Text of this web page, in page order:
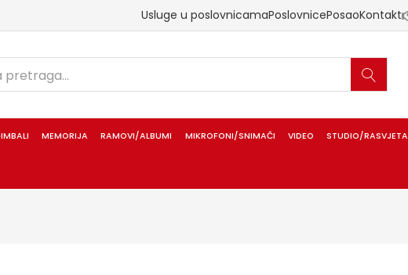
Usluge u poslovnicamaPoslovnicePosaoKontakt
MEMORIJA RAMOVI/ALBUMI MIKROFONI/SNIMAČI VIDEO STUDIO/RASVJETA